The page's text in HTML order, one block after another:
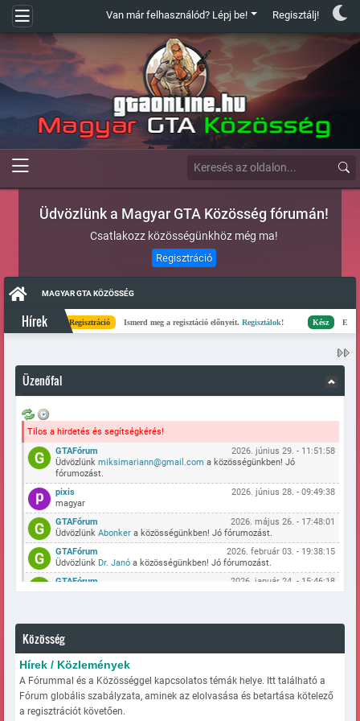
Van már felhasználód? Lépj be! Regisztálj!
Üdvözlünk a Magyar GTA Közösség fórumán!
Csatlakozz közösségünkhöz még ma!
Regisztráció
MAGYAR GTA KÖZÖSSÉG
HírekRegisztráció Ismerd meg a regisztáció előnyeit.Regisztálok! Kész Elkészült a
Üzenőfal
Tilos a hirdetés és segítségkérés!
GTAFórum
2026. június 29. - 11:51:58
Üdvözlünk miksimariann@gmail.com a közösségünkben! Jó
fórumozást.
pixis
2026. június 28. - 09:49:38
magyar
GTAFórum
2026. május 26. - 17:48:01
Üdvözlünk Abonkera közösségünkben! Jó fórumozást.
GTAFórum
2026. február 03. - 19:38:15
Üdvözlünk Dr. Janóa közösségünkben! Jó fórumozást.
GTAFórum
2026. január 24. - 15:46:18
ÜdvözlünkSzekeresMarcia közösségünkben! Jó fórumozást.
GTAFórum
ÜdvözlünkPeti786a közösségünkben! Jó fórumozást.
GTAFórum
Üdvözlünkfrici0822a közösségünkben! Jó fórumozást.
GTAFórum
2025. augusztus 07. - 10:07:38
Üdvözlünkkristof45
Közösség
Hírek / Közlemények
A Fórummal és a Közösséggel kapcsolatos témák helye. Itt található a
Fórum globális szabályzata, aminek az elolvasása és betartása kötelező
a regisztrációt követően.